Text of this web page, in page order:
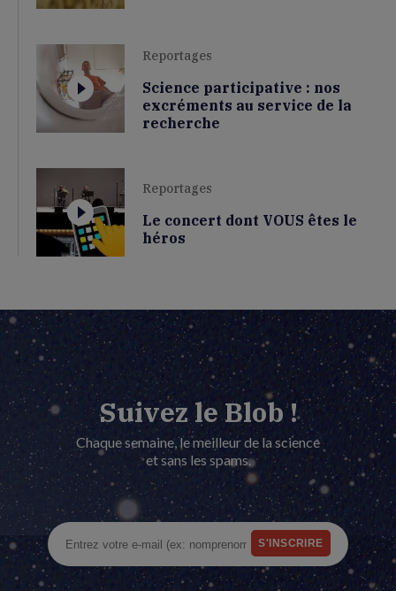
Reportages
Science participative : nos
excréments au service de la
recherche
Reportages
Le concert dont VOUS êtes le
héros
Suivez le Blob !
Chaque semaine, le meilleur de la science
et sans les spams.